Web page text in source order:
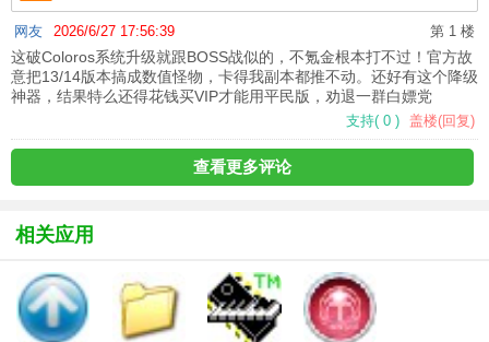
第 1 楼
网友 2026/6/27 17:56:39
这破Coloros系统升级就跟BOSS战似的，不氪金根本打不过！官方故
意把13/14版本搞成数值怪物，卡得我副本都推不动。还好有这个降级
神器，结果特么还得花钱买VIP才能用平民版，劝退一群白嫖党
支持( 0 ) 盖楼(回复)
查看更多评论
相关应用